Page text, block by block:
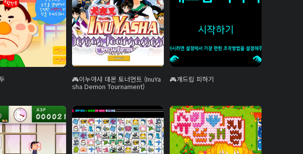
이누야샤 데몬 토너먼트 (InuYa
sha Demon Tournament)
개드립 피하기